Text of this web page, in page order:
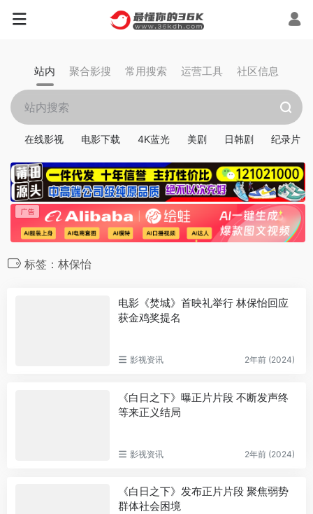
站内 聚合影搜 常用搜索 运营工具 社区信息
在线影视 电影下载 4K蓝光 美剧 日韩剧 纪录片
标签：林保怡
电影《焚城》首映礼举行 林保怡回应
获金鸡奖提名
影视资讯 2年前 (2024)
《白日之下》曝正片片段 不断发声终
等来正义结局
影视资讯 2年前 (2024)
《白日之下》发布正片片段 聚焦弱势
群体社会困境